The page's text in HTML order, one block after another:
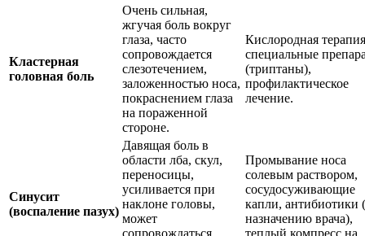
Кластерная
головная боль
Очень сильная,
жгучая боль вокруг
глаза, часто
сопровождается
слезотечением,
заложенностью носа,
покраснением глаза
на пораженной
стороне.
Кислородная
специальные
(триптаны),
профилактическое
лечение.
Синусит
(воспаление пазух)
Давящая боль в
области лба, скул,
переносицы,
усиливается при
наклоне головы,
может
сопровождаться
Промывание носа
солевым раствором,
сосудосуживающие
капли, антибиотики
назначению врача),
теплый компресс на